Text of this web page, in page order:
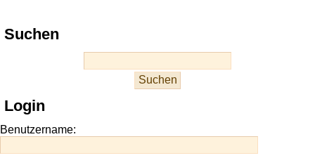
Play
best
site
https://onlineslots.money/
Suchen
Login
Benutzername: